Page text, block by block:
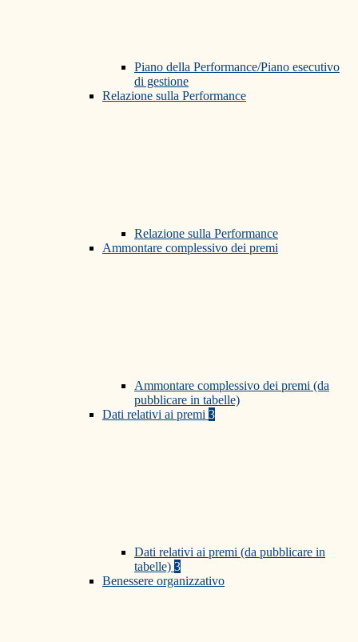
Piano della Performance/Piano esecutivo
di gestione
Relazione sulla Performance
Relazione sulla Performance
Ammontare complessivo dei premi
Ammontare complessivo dei premi (da
pubblicare in tabelle)
Dati relativi ai premi 3
Dati relativi ai premi (da pubblicare in
tabelle) 3
Benessere organizzativo